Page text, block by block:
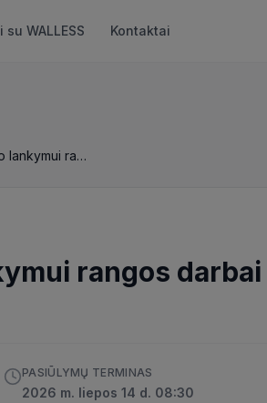
WALLESS Kontaktai
Tirkšlių miško teritorijos pritaikymo lankymui rangos darbai
rangos darbai
PASIŪLYMŲ TERMINAS
2026 m. liepos 14 d. 08:30